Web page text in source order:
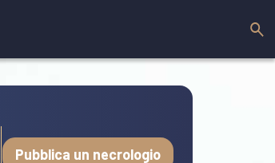
Pubblica un necrologio